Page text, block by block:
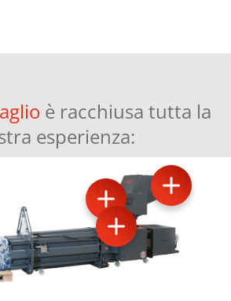
è racchiusa tutta la
esperienza: